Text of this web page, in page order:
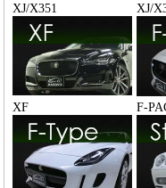
XJ/X351 XJ/
XF F-